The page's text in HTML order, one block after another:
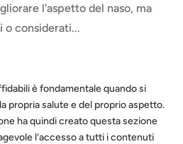
l'aspetto del naso, ma
o considerati...
è fondamentale quando si
propria salute e del proprio aspetto.
ha quindi creato questa sezione
l'accesso a tutti i contenuti